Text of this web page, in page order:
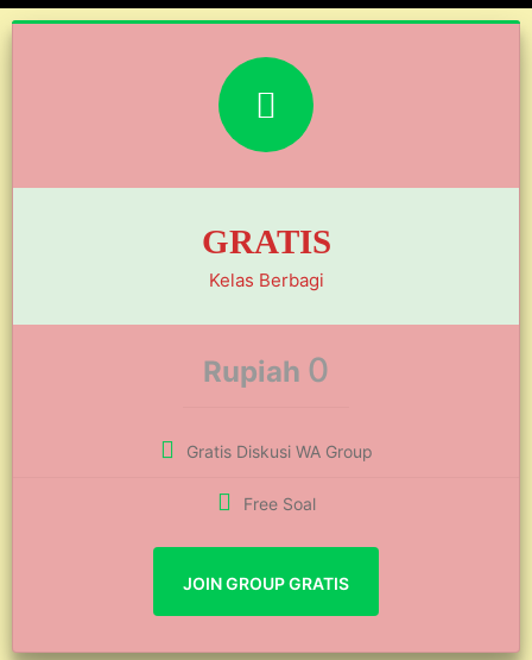
GRATIS
Kelas Berbagi
Rupiah 0
Gratis Diskusi WA Group
Free Soal
JOIN GROUP GRATIS